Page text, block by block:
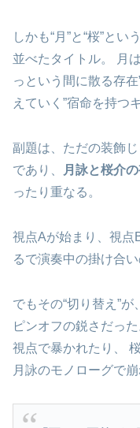
しかも“月”と“桜”と
並べたタイトル。 月
っという間に散る存
えていく”宿命を持つ
副題は、ただの装飾
であり、
月詠と桜介
ったり重なる。
視点Aが始まり、視点
るで演奏中の掛け合
でもその“切り替え”
ピンオフの鋭さだっ
視点で暴かれたり、
月詠のモノローグで崩